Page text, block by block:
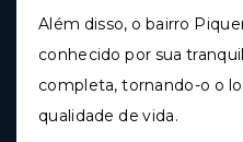
Além disso, o bairro
conhecido por sua
completa, tornando-o o
qualidade de vida.